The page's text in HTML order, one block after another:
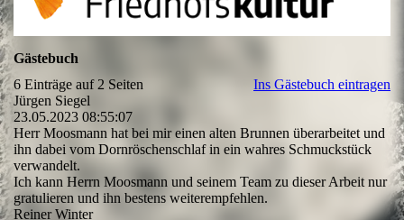
Gästebuch
6 Einträge auf 2 Seiten
Ins Gästebuch eintragen
Jürgen Siegel
23.05.2023 08:55:07
Herr Moosmann hat bei mir einen alten Brunnen überarbeitet und
ihn dabei vom Dornröschenschlaf in ein wahres Schmuckstück
verwandelt.
Ich kann Herrn Moosmann und seinem Team zu dieser Arbeit nur
gratulieren und ihn bestens weiterempfehlen.
Reiner Winter